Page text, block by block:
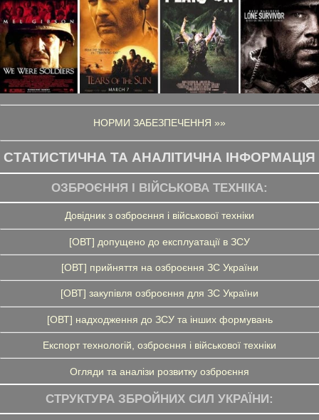
НОРМИ ЗАБЕЗПЕЧЕННЯ »»
СТАТИСТИЧНА ТА АНАЛІТИЧНА ІНФОРМАЦІЯ
ОЗБРОЄННЯ І ВІЙСЬКОВА ТЕХНІКА:
Довідник з озброєння і військової техніки
[ОВТ] допущено до експлуатації в ЗСУ
[ОВТ] прийняття на озброєння ЗС України
[ОВТ] закупівля озброєння для ЗС України
[ОВТ] надходження до ЗСУ та інших формувань
Експорт технологій, озброєння і військової техніки
Огляди та аналізи розвитку озброєння
СТРУКТУРА ЗБРОЙНИХ СИЛ УКРАЇНИ: